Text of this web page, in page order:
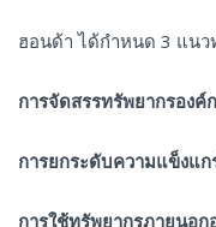
ฮอนด้า ได้กำหนด 3 แนว
การจัดสรรทรัพยากรองค์
การยกระดับความแข็งแ
การใช้ทรัพยากรภายนอก